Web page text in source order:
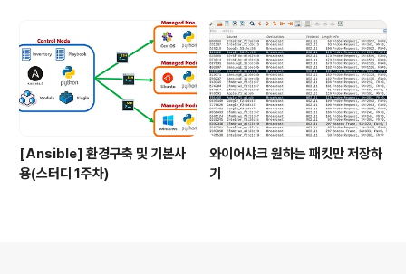
[Ansible] 환경구축 및 기본사
용(스터디 1주차)
와이어샤크 원하는 패킷만 저장하
기